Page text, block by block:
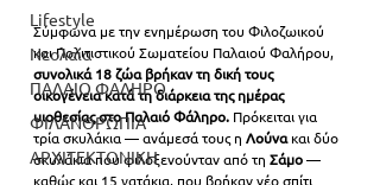
Lifestyle
Νεολαία
ΠΑΛΑΙΟ ΦΑΛΗΡΟ
ΦΙΛΑΝΘΡΩΠΙΑ
ΑΡΧΙΤΕΚΤΟΝΙΚΗ
Σύμφωνα με την ενημέρωση του Φιλοζωικού
και Πολιτιστικού Σωματείου Παλαιού Φαλήρου,
συνολικά 18 ζώα βρήκαν τη δική τους
οικογένεια κατά τη διάρκεια της ημέρας
υιοθεσίας στο Παλαιό Φάληρο. Πρόκειται για
τρία σκυλάκια — ανάμεσά τους η Λούνα και δύο
σκυλάκια που φιλοξενούνταν από τη Σάμο —
καθώς και 15 γατάκια, που βρήκαν νέο σπίτι